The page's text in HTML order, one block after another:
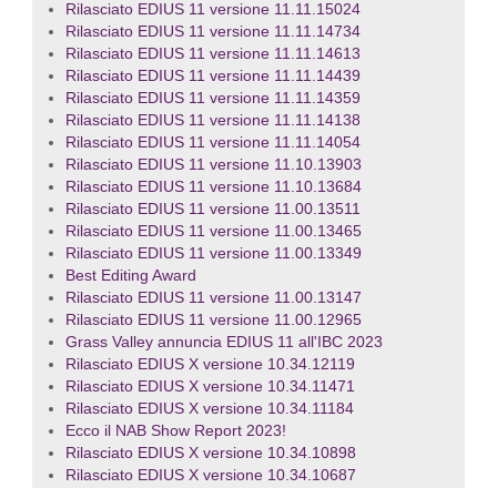
Rilasciato EDIUS 11 versione 11.11.15024
Rilasciato EDIUS 11 versione 11.11.14734
Rilasciato EDIUS 11 versione 11.11.14613
Rilasciato EDIUS 11 versione 11.11.14439
Rilasciato EDIUS 11 versione 11.11.14359
Rilasciato EDIUS 11 versione 11.11.14138
Rilasciato EDIUS 11 versione 11.11.14054
Rilasciato EDIUS 11 versione 11.10.13903
Rilasciato EDIUS 11 versione 11.10.13684
Rilasciato EDIUS 11 versione 11.00.13511
Rilasciato EDIUS 11 versione 11.00.13465
Rilasciato EDIUS 11 versione 11.00.13349
Best Editing Award
Rilasciato EDIUS 11 versione 11.00.13147
Rilasciato EDIUS 11 versione 11.00.12965
Grass Valley annuncia EDIUS 11 all'IBC 2023
Rilasciato EDIUS X versione 10.34.12119
Rilasciato EDIUS X versione 10.34.11471
Rilasciato EDIUS X versione 10.34.11184
Ecco il NAB Show Report 2023!
Rilasciato EDIUS X versione 10.34.10898
Rilasciato EDIUS X versione 10.34.10687